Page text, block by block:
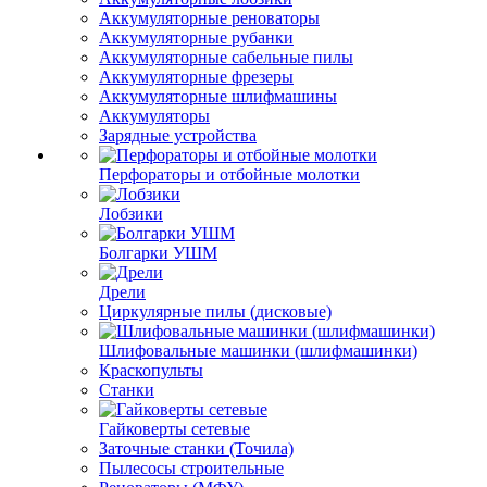
Аккумуляторные реноваторы
Аккумуляторные рубанки
Аккумуляторные сабельные пилы
Аккумуляторные фрезеры
Аккумуляторные шлифмашины
Аккумуляторы
Зарядные устройства
Перфораторы и отбойные молотки
Лобзики
Болгарки УШМ
Дрели
Циркулярные пилы (дисковые)
Шлифовальные машинки (шлифмашинки)
Краскопульты
Станки
Гайковерты сетевые
Заточные станки (Точила)
Пылесосы строительные